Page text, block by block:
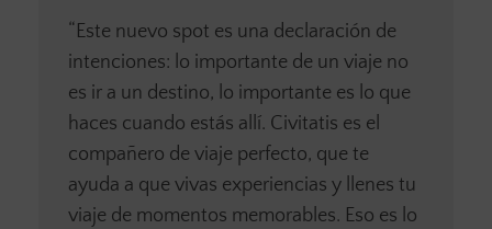
“Este nuevo spot es una declaración de
intenciones: lo importante de un viaje no
es ir a un destino, lo importante es lo que
haces cuando estás allí. Civitatis es el
compañero de viaje perfecto, que te
ayuda a que vivas experiencias y llenes tu
viaje de momentos memorables. Eso es lo